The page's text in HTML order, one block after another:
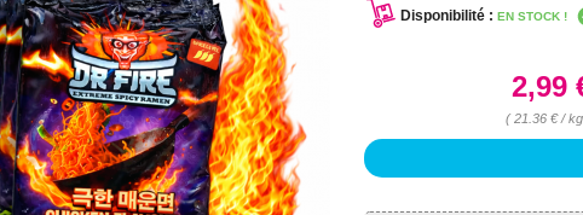
Disponibilité : EN STOCK !
2,99
( 21.36 € /